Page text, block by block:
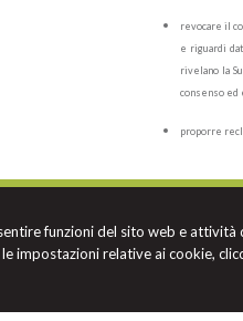
funzioni del sito web e
impostazioni relative ai cookie,
revocare il
e riguardi
rivelano la
consenso ed
proporre
40122,BO